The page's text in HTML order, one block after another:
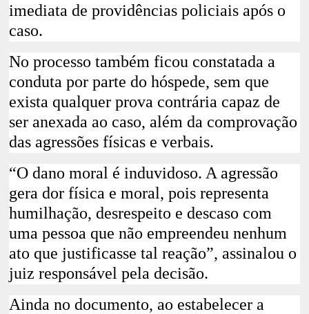
imediata de providências policiais após o
caso.
No processo também ficou constatada a
conduta por parte do hóspede, sem que
exista qualquer prova contrária capaz de
ser anexada ao caso, além da comprovação
das agressões físicas e verbais.
“O dano moral é induvidoso. A agressão
gera dor física e moral, pois representa
humilhação, desrespeito e descaso com
uma pessoa que não empreendeu nenhum
ato que justificasse tal reação”, assinalou o
juiz responsável pela decisão.
Ainda no documento, ao estabelecer a